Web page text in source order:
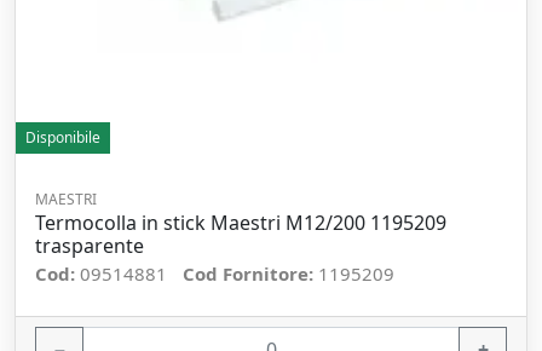
Disponibile
MAESTRI
Termocolla in stick Maestri M12/200 1195209
trasparente
Cod: 09514881 Cod Fornitore: 1195209